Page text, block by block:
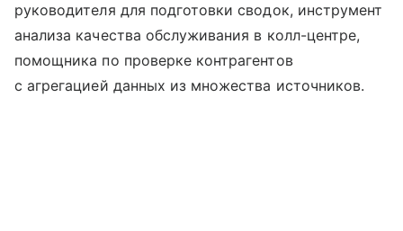
руководителя для подготовки сводок, инструмент
анализа качества обслуживания в колл-центре,
помощника по проверке контрагентов
с агрегацией данных из множества источников.